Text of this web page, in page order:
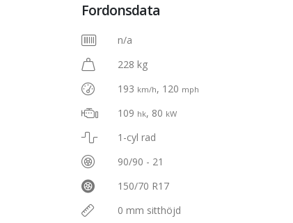
Fordonsdata
n/a
228 kg
193 km/h, 120 mph
109 hk, 80 kW
1-cyl rad
90/90 - 21
150/70 R17
0 mm sitthöjd